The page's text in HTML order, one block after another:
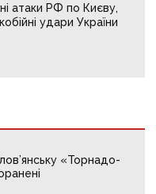
атаки РФ по Києву,
удари України
«Торнадо-